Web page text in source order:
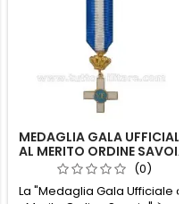
MEDAGLIA GALA UFFICIALE
AL MERITO ORDINE SAVOIA
(0)
La "Medaglia Gala Ufficiale al